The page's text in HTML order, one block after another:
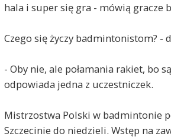
hala i super się gra - mówią gracze
Czego się życzy badmintonistom? -
- Oby nie, ale połamania rakiet, bo
odpowiada jedna z uczestniczek.
Mistrzostwa Polski w badmintonie
Szczecinie do niedzieli. Wstęp na